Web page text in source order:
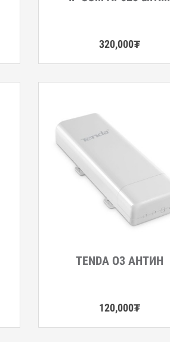
320,000₮
Дэлгэрэнгүй
ТENDA O3 АНТИН
120,000₮